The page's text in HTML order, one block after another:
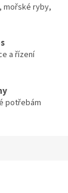
mořské ryby,
a řízení
potřebám